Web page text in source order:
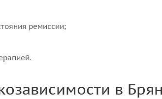
ремиссии;
в